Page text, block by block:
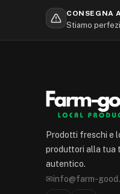
CONSEGNA
Stiamo
Prodotti freschi e
produttori alla tua
autentico.
✉info@farm-